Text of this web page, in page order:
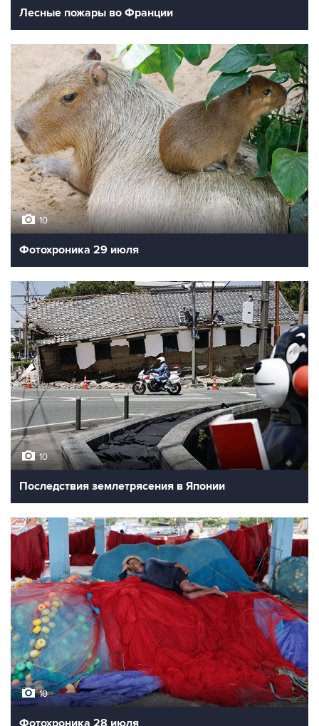
Лесные пожары во Франции
10
Фотохроника 29 июля
10
Последствия землетрясения в Японии
10